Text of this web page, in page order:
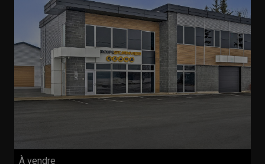
À vendre